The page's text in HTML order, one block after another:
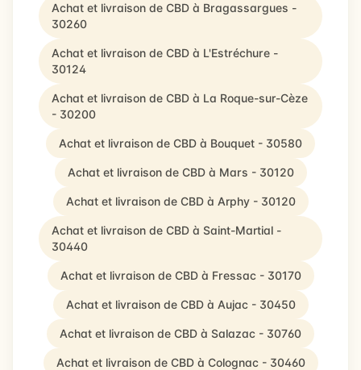
Achat et livraison de CBD à Bragassargues -
30260
Achat et livraison de CBD à L'Estréchure -
30124
Achat et livraison de CBD à La Roque-sur-Cèze
- 30200
Achat et livraison de CBD à Bouquet - 30580
Achat et livraison de CBD à Mars - 30120
Achat et livraison de CBD à Arphy - 30120
Achat et livraison de CBD à Saint-Martial -
30440
Achat et livraison de CBD à Fressac - 30170
Achat et livraison de CBD à Aujac - 30450
Achat et livraison de CBD à Salazac - 30760
Achat et livraison de CBD à Colognac - 30460